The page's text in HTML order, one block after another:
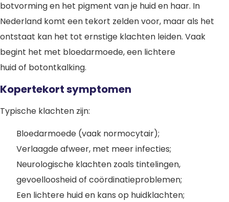
botvorming en het pigment van je huid en haar. In
Nederland komt een tekort zelden voor, maar als het
ontstaat kan het tot ernstige klachten leiden. Vaak
begint het met bloedarmoede, een lichtere
huid of botontkalking.
Kopertekort symptomen
Typische klachten zijn:
Bloedarmoede (vaak normocytair);
Verlaagde afweer, met meer infecties;
Neurologische klachten zoals tintelingen,
gevoelloosheid of coördinatieproblemen;
Een lichtere huid en kans op huidklachten;